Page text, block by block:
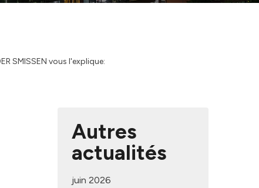
SMISSEN vous l'explique:
Autres
actualités
juin 2026